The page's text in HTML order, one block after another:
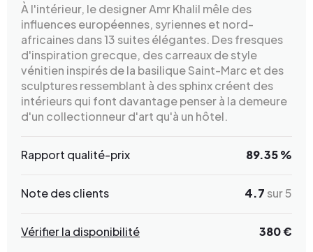
À l'intérieur, le designer Amr Khalil mêle des
influences européennes, syriennes et nord-
africaines dans 13 suites élégantes. Des fresques
d'inspiration grecque, des carreaux de style
vénitien inspirés de la basilique Saint-Marc et des
sculptures ressemblant à des sphinx créent des
intérieurs qui font davantage penser à la demeure
d'un collectionneur d'art qu'à un hôtel.
Rapport qualité-prix 89.35 %
Note des clients 4.7 sur 5
Vérifier la disponibilité 380 €